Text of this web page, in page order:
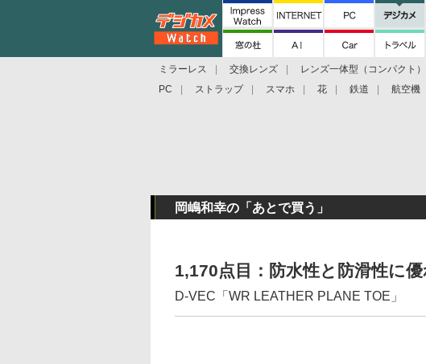
ミラーレス 交換レンズ レンズ一体型（コンパクト）
PC
ストラップ スマホ 花 鉄道 航空機
岡嶋和幸の「あとで買う」
1,170点目：防水性と防滑性に
D-VEC「WR LEATHER PLANE TOE」